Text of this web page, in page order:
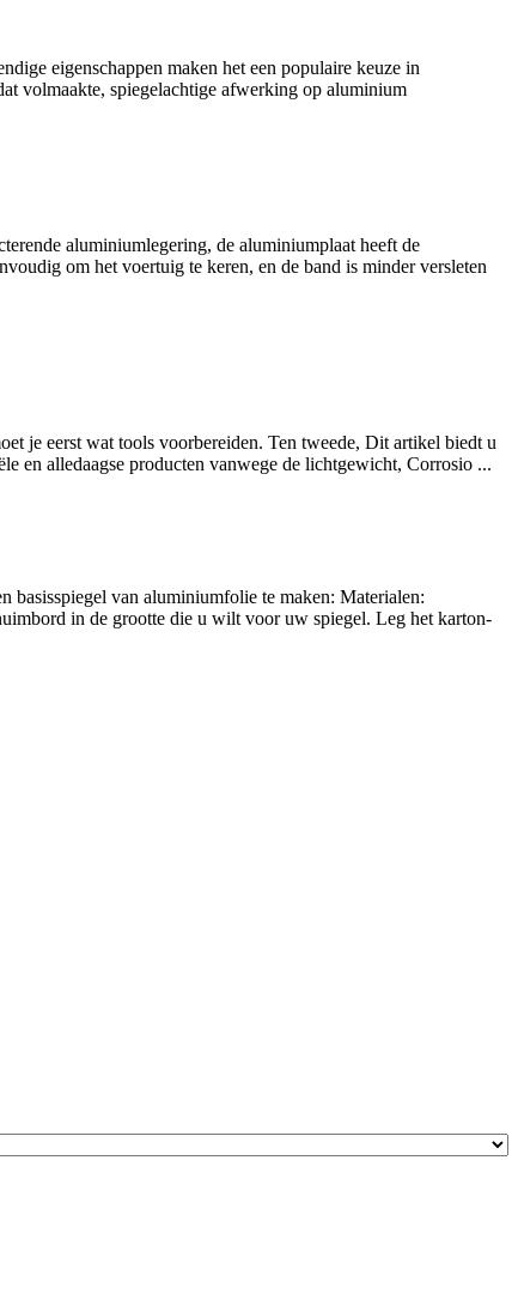
eigenschappen maken het een populaire keuze in
volmaakte, spiegelachtige afwerking op aluminium
aluminiumlegering, de aluminiumplaat heeft de
om het voertuig te keren, en de band is minder versleten
je eerst wat tools voorbereiden. Ten tweede, Dit artikel biedt u
en alledaagse producten vanwege de lichtgewicht, Corrosio ...
basisspiegel van aluminiumfolie te maken: Materialen:
in de grootte die u wilt voor uw spiegel. Leg het karton-